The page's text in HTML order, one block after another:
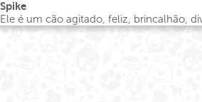
Spike
Ele é um cão agitado, feliz, brincalhão,